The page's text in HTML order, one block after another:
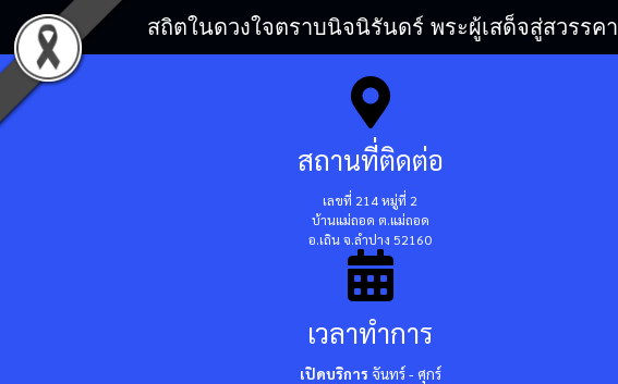
สถิตในดวงใจตราบนิจนิรันดร์ พระผู้เสด็จสู่สวรร
สถานที่ติดต่อ
เลขที่ 214 หมู่ที่ 2
บ้านแม่ถอด ต.แม่ถอด
อ.เถิน จ.ลำปาง 52160
เวลาทำการ
เปิดบริการ จันทร์ - ศุกร์